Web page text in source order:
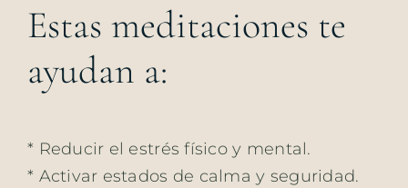
Estas meditaciones te
ayudan a:
* Reducir el estrés físico y mental.
* Activar estados de calma y seguridad.